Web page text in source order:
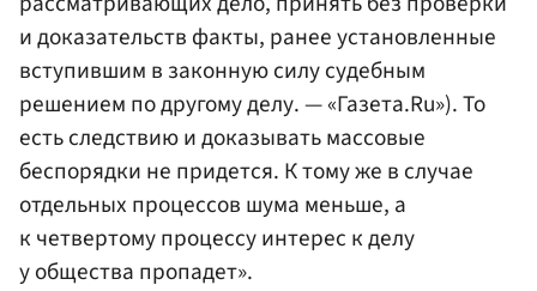
и доказательств факты, ранее установленные
вступившим в законную силу судебным
решением по другому делу. — «Газета.Ru»). То
есть следствию и доказывать массовые
беспорядки не придется. К тому же в случае
отдельных процессов шума меньше, а
к четвертому процессу интерес к делу
у общества пропадет».